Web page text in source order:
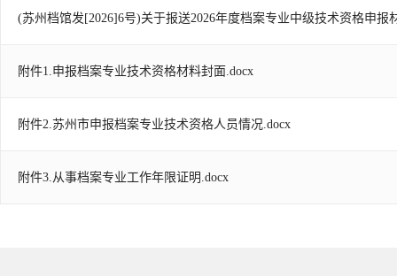
(苏州档馆发[2026]6号)关于报送2026年度档案专业中级技术资格申报
附件1.申报档案专业技术资格材料封面.docx
附件2.苏州市申报档案专业技术资格人员情况.docx
附件3.从事档案专业工作年限证明.docx